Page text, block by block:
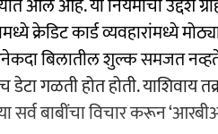
आले आहे. या नियमांचा उद्देश
क्रेडिट कार्ड व्यवहारांमध्ये
अनेकदा बिलातील शुल्क समजत
गळती होत होती. याशिवाय
या सर्व बाबींचा विचार करून